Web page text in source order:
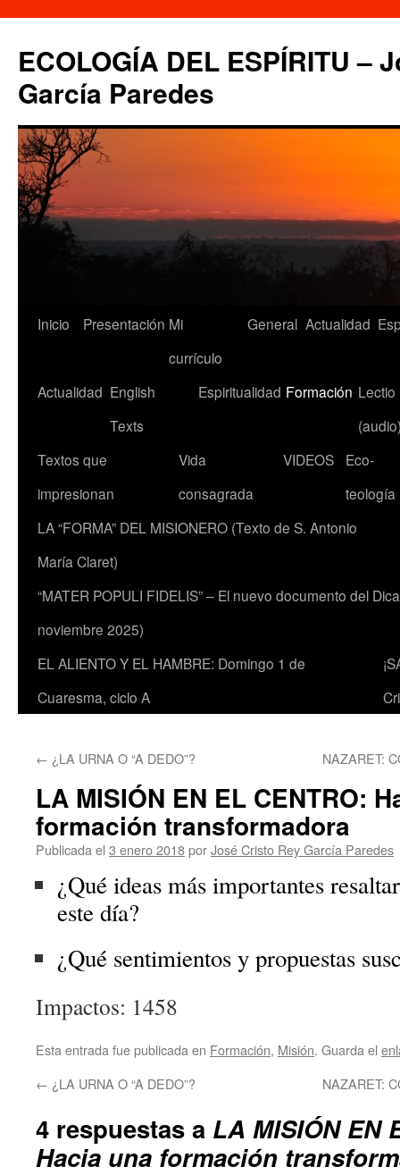
contenido
ECOLOGÍA DEL ESPÍRITU –
García Paredes
Inicio Presentación Mi
currículo
General Actualidad
Actualidad English
Texts
Espiritualidad Formación Lectio
Textos que
impresionan
Vida
consagrada
VIDEOS
Eco-
teología
LA “FORMA” DEL MISIONERO (Texto de S. Antonio
María Claret)
“MATER POPULI FIDELIS” – El nuevo documento del
noviembre 2025)
EL ALIENTO Y EL HAMBRE: Domingo 1 de
Cuaresma, ciclo A
← ¿LA URNA O “A DEDO”? NAZARET:
LA MISIÓN EN EL CENTRO:
formación transformadora
Publicada el 3 enero 2018porJosé Cristo Rey García Paredes
¿Qué ideas más importantes
este día?
¿Qué sentimientos y propuestas
Impactos: 1458
Esta entrada fue publicada en Formación, Misión. Guarda el
← ¿LA URNA O “A DEDO”? NAZARET:
4 respuestas a LA MISIÓN EN
Hacia una formación